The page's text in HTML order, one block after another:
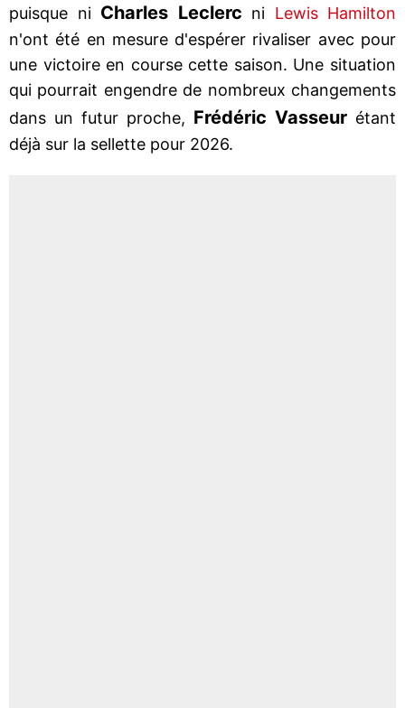
puisque ni Charles Leclerc ni Lewis Hamilton
n'ont été en mesure d'espérer rivaliser avec pour
une victoire en course cette saison. Une situation
qui pourrait engendre de nombreux changements
dans un futur proche, Frédéric Vasseur étant
déjà sur la sellette pour 2026.